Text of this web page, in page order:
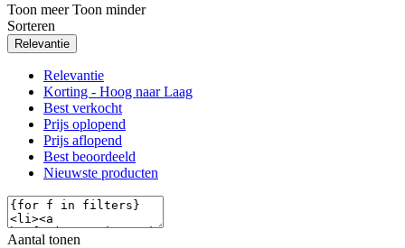
Toon meer Toon minder
Sorteren
Relevantie
Relevantie
Korting - Hoog naar Laag
Best verkocht
Prijs oplopend
Prijs aflopend
Best beoordeeld
Nieuwste producten
Aantal tonen